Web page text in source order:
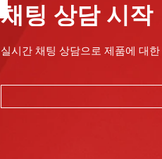
채팅 상담 시작
실시간 채팅 상담으로 제품에 대